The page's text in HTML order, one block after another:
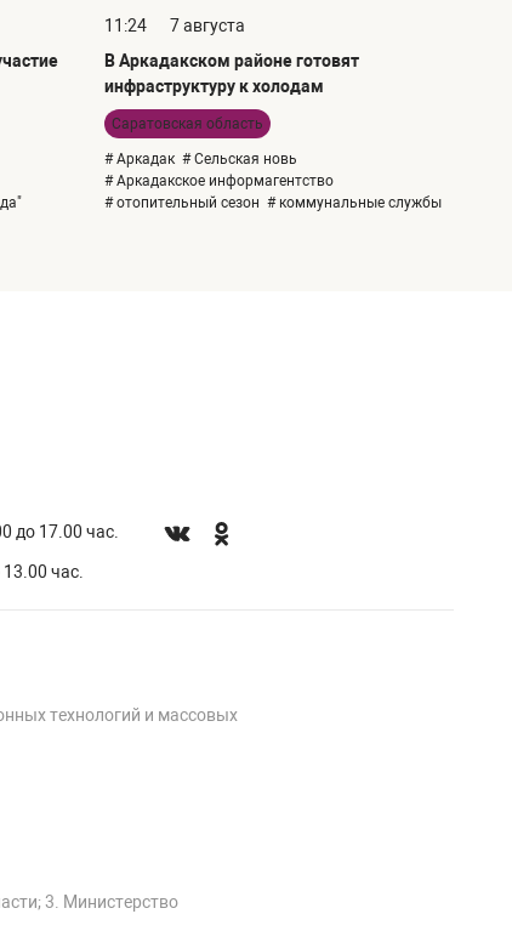
11:24
7 августа
В Аркадакском районе готовят
инфраструктуру к холодам
Саратовская область
# Аркадак # Сельская новь
# Аркадакское информагентство
# отопительный сезон # коммунальные службы
до 17.00 час.
час.
технологий и массовых
3. Министерство